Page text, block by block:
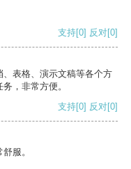
支持[0] 反对[0]
表格、演示文稿等各个方
，非常方便。
支持[0] 反对[0]
服。